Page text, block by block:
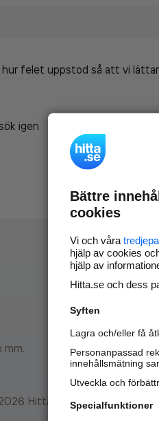
hur felet uppstod så att vi
igen
Hitta.se
Bättre
cookies
Vi och våra
hjälp av cookies
hjälp av
Hitta.se och dess
Syften
Lagra och/eller få
Personanpassad
innehållsmätning
Utveckla och
Specialfunktioner